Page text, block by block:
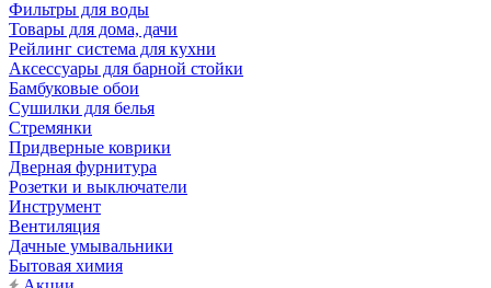
Фильтры для воды
Товары для дома, дачи
Рейлинг система для кухни
Аксессуары для барной стойки
Бамбуковые обои
Сушилки для белья
Стремянки
Придверные коврики
Дверная фурнитура
Розетки и выключатели
Инструмент
Вентиляция
Дачные умывальники
Бытовая химия